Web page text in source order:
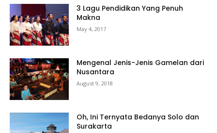
3 Lagu Pendidikan Yang Penuh
Makna
May 4, 2017
Mengenal Jenis-Jenis Gamelan dari
Nusantara
August 9, 2018
Oh, Ini Ternyata Bedanya Solo dan
Surakarta